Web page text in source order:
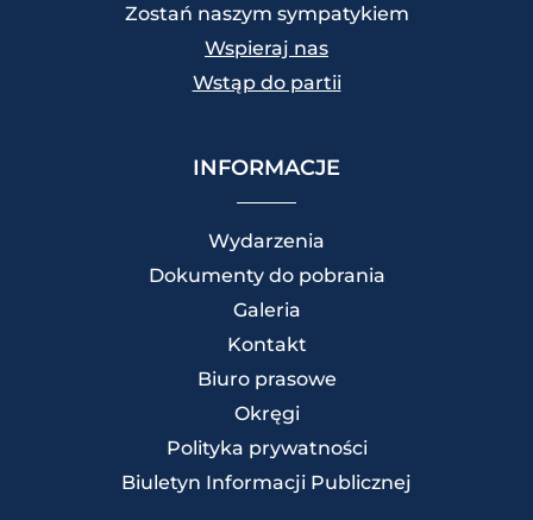
Zostań naszym sympatykiem
Wspieraj nas
Wstąp do partii
INFORMACJE
Wydarzenia
Dokumenty do pobrania
Galeria
Kontakt
Biuro prasowe
Okręgi
Polityka prywatności
Biuletyn Informacji Publicznej